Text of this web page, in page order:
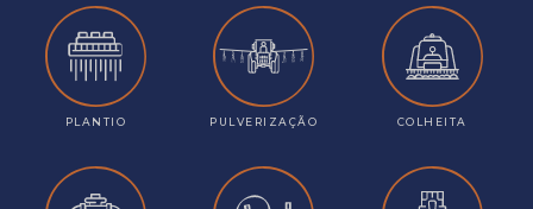
PLANTIO PULVERIZAÇÃO COLHEITA